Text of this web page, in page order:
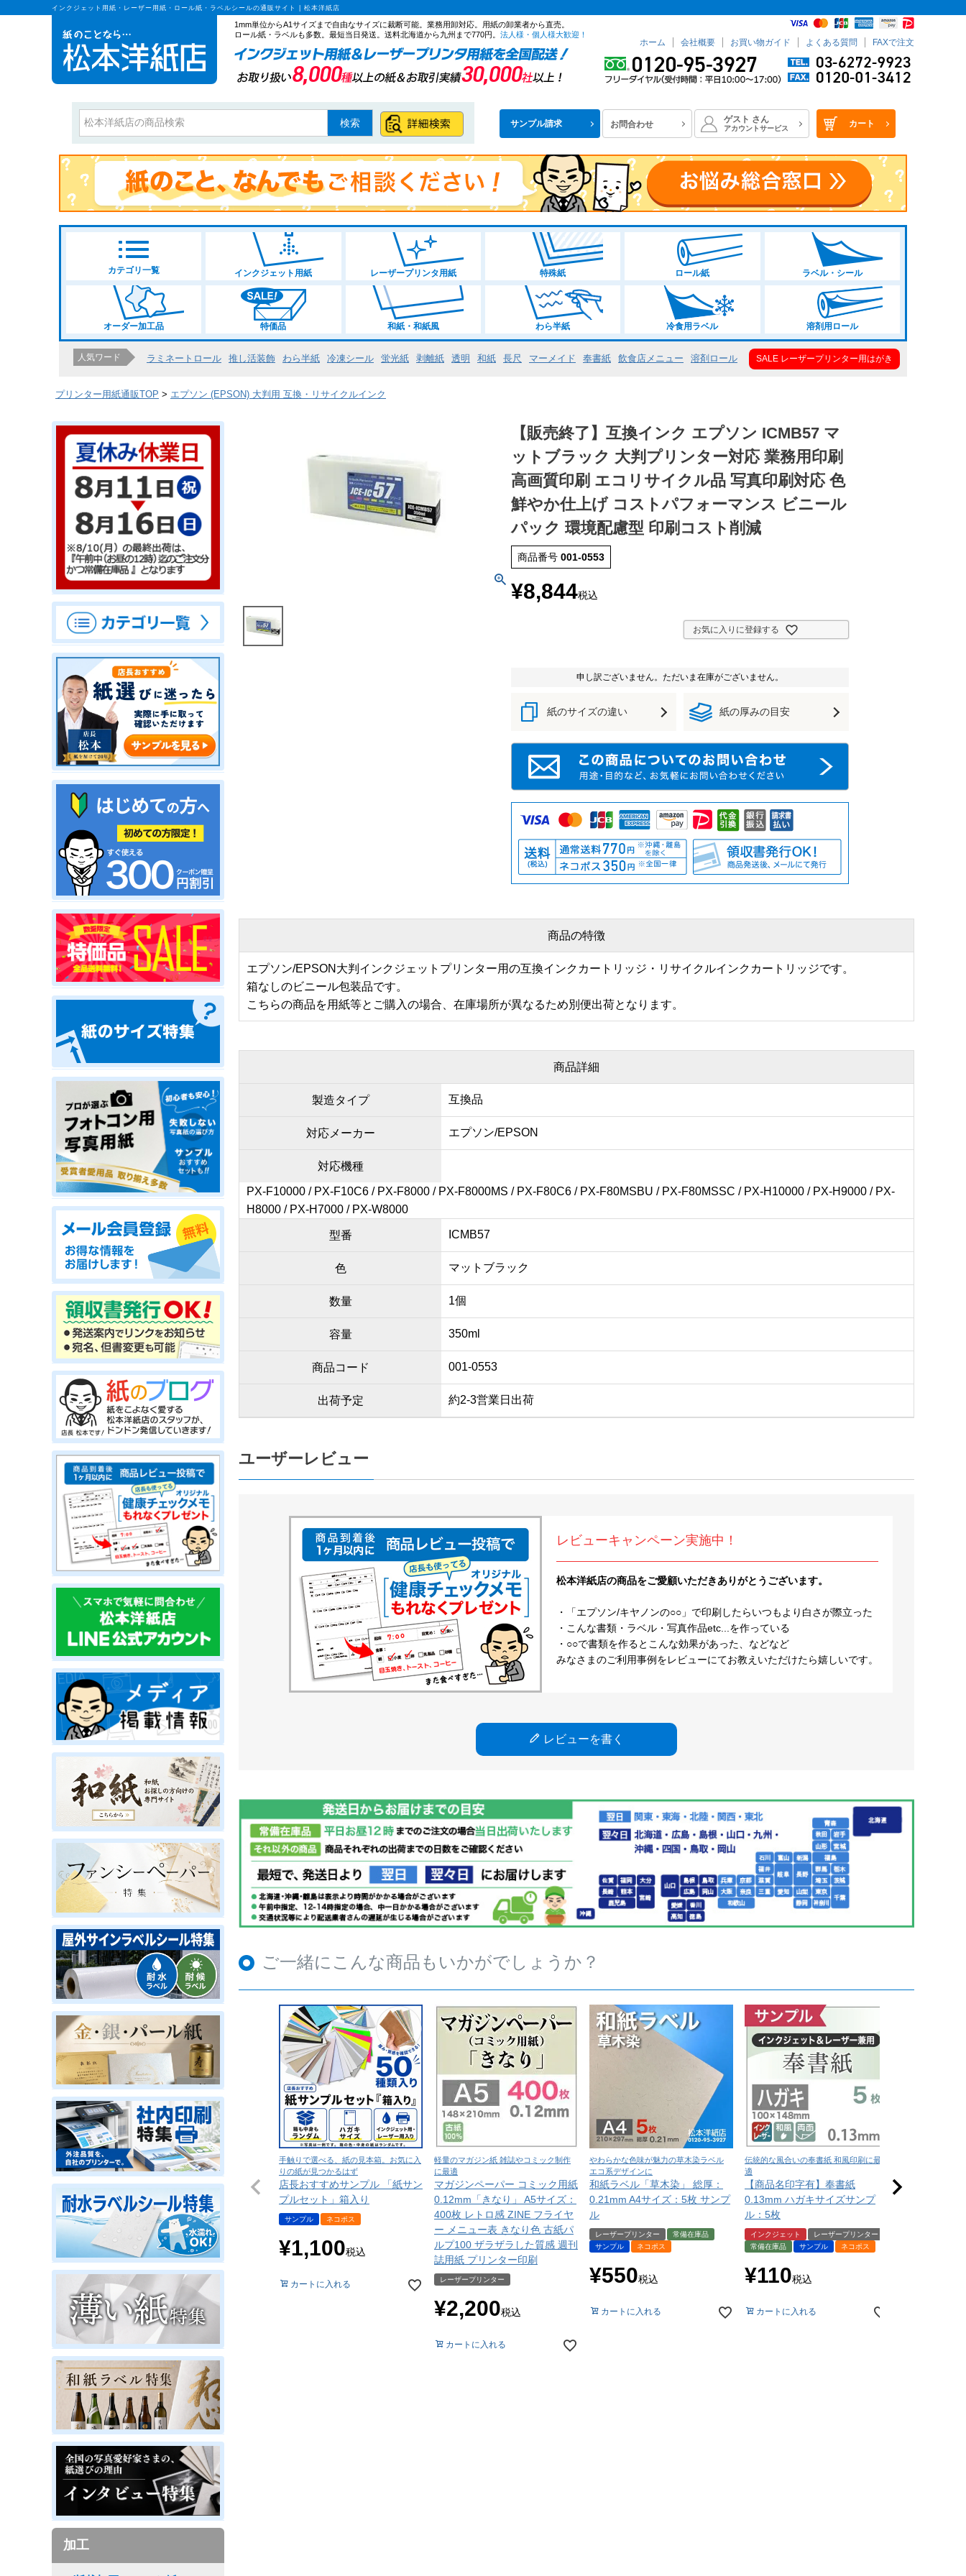
インクジェット用紙・レーザー用紙・ロール紙・ラベルシールの通販サイト | 松本洋紙店
1mm単位からA1サイズまで自由なサイズに裁断可能。業務用卸対応。用紙の卸業者から直売。
ロール紙・ラベルも多数。最短当日発送。送料北海道から九州まで770円。 法人様・個人様大歓迎！
ホーム 会社概要 お買い物ガイド よくある質問 FAXで注文
サンプル請求 お問合わせ ゲスト さん
アカウントサービス カート
検索
カテゴリ一覧 インクジェット用紙 レーザープリンタ用紙 特殊紙 ロール紙 ラベル・シール
オーダー加工品 特価品 和紙・和紙風 わら半紙 冷食用ラベル 溶剤用ロール
人気ワード ラミネートロール 推し活装飾 わら半紙 冷凍シール 蛍光紙 剥離紙 透明 和紙 長尺 マーメイド 奉書紙 飲食店メニュー 溶剤ロール SALE レーザープリンター用はがき
プリンター用紙通販TOP エプソン (EPSON) 大判用 互換・リサイクルインク
加工
【販売終了】互換インク エプソン ICMB57 マ
ットブラック 大判プリンター対応 業務用印刷
高画質印刷 エコリサイクル品 写真印刷対応 色
鮮やか仕上げ コストパフォーマンス ビニール
パック 環境配慮型 印刷コスト削減
商品番号 001-0553
¥8,844税込
お気に入りに登録する
申し訳ございません。ただいま在庫がございません。
紙のサイズの違い 紙の厚みの目安
商品の特徴
エプソン/EPSON大判インクジェットプリンター用の互換インクカートリッジ・リサイクルインクカートリッジです。
箱なしのビニール包装品です。
こちらの商品を用紙等とご購入の場合、在庫場所が異なるため別便出荷となります。
商品詳細
製造タイプ 互換品
対応メーカー エプソン/EPSON
対応機種
PX-F10000 / PX-F10C6 / PX-F8000 / PX-F8000MS / PX-F80C6 / PX-F80MSBU / PX-F80MSSC / PX-H10000 / PX-H9000 / PX-
H8000 / PX-H7000 / PX-W8000
型番 ICMB57
色 マットブラック
数量 1個
容量 350ml
商品コード 001-0553
出荷予定 約2-3営業日出荷
ユーザーレビュー
レビューキャンペーン実施中！
松本洋紙店の商品をご愛顧いただきありがとうございます。
・「エプソン/キヤノンの○○」で印刷したらいつもより白さが際立った
・こんな書類・ラベル・写真作品etc...を作っている
・○○で書類を作るとこんな効果があった、などなど
みなさまのご利用事例をレビューにてお教えいただけたら嬉しいです。
レビューを書く
ご一緒にこんな商品もいかがでしょうか？
手触りで選べる、紙の見本箱。お気に入
りの紙が見つかるはず
店長おすすめサンプル 「紙サン
プルセット」箱入り
サンプル ネコポス
¥1,100税込
カートに入れる
軽量のマガジン紙 雑誌やコミック制作
に最適
マガジンペーパー コミック用紙
0.12mm「きなり」 A5サイズ：
400枚 レトロ感 ZINE フライヤ
ー メニュー表 きなり色 古紙パ
ルプ100 ザラザラした質感 週刊
誌用紙 プリンター印刷
レーザープリンター
¥2,200税込
カートに入れる
やわらかな色味が魅力の草木染ラベル
エコ系デザインに
和紙ラベル「草木染」 総厚：
0.21mm A4サイズ：5枚 サンプ
ル
レーザープリンター
常備在庫品
サンプル
ネコポス
¥550税込
カートに入れる
伝統的な風合いの奉書紙 和風印刷に最
適
【商品名印字有】奉書紙
0.13mm ハガキサイズサンプ
ル：5枚
インクジェット
レーザープリンター
常備在庫品
サンプル ネコポス
¥110税込
カートに入れる
NTラシャ